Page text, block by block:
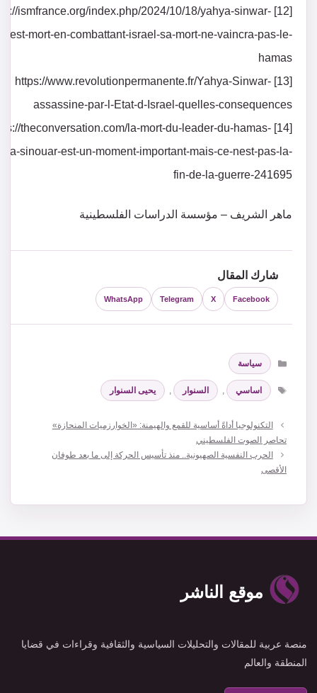
https://ismfrance.org/index.php/2024/10/18/yahya-sinwar-
est-mort-en-combattant-israel-sa-mort-ne-vaincra-pas-le-
hamas
[13] https://www.revolutionpermanente.fr/Yahya-Sinwar-
assassine-par-l-Etat-d-Israel-quelles-consequences
https://theconversation.com/la-mort-du-leader-du-hamas-
sinouar-est-un-moment-important-mais-ce-nest-pas-la-
fin-de-la-guerre-241695
ماهر الشريف – مؤسسة الدراسات الفلسطينية
شارك المقال
Facebook
X
Telegram
WhatsApp
التصنيفات
سياسة
الوسوم
اساسي , السنوار , يحيى السنوار
التكنولوجيا أداةً أساسية للقمع والهيمنة: «الخوارزميات المنحازة»
تحاصر الصوت الفلسطيني
الحرب النفسية الصهيونية.. منذ تأسيس الحركة إلى ما بعد طوفان
الأقصى
موقع الناشر
منصة عربية للمقالات والتحليلات السياسية والثقافية وقراءات في قضايا
المنطقة والعالم